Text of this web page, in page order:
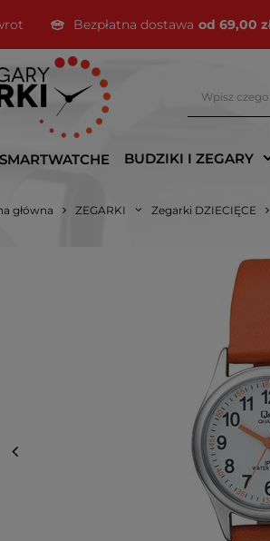
Bezpłatna dostawa od 69,00
SMARTWATCHE BUDZIKI I ZEGARY
główna ZEGARKI Zegarki DZIECIĘCE